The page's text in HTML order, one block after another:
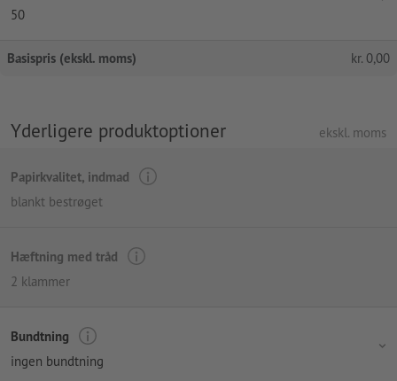
50
Basispris (ekskl. moms) kr. 0,00
Yderligere produktoptioner ekskl. moms
Papirkvalitet, indmad
blankt bestrøget
Hæftning med tråd
2 klammer
Bundtning
ingen bundtning